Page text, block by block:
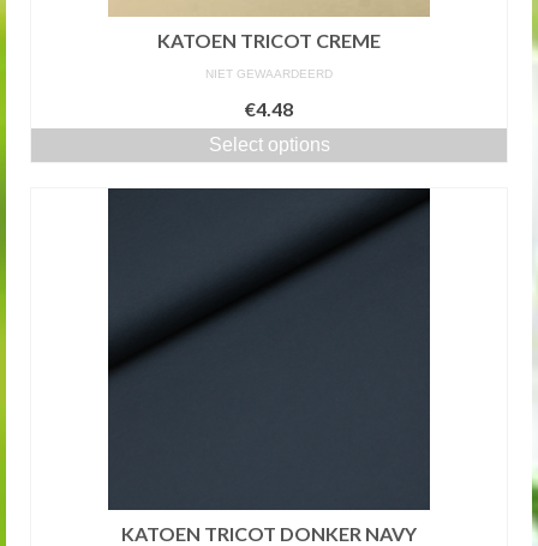
KATOEN TRICOT CREME
NIET GEWAARDEERD
€4.48
Select options
KATOEN TRICOT DONKER NAVY